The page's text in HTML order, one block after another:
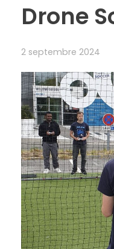
Drone
2 septembre 2024